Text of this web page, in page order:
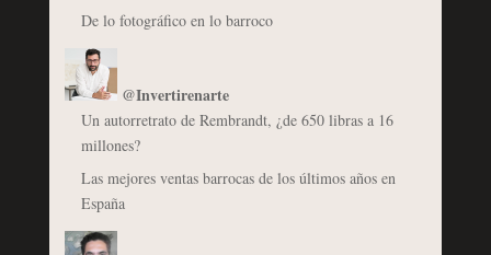
De lo fotográfico en lo barroco
@Invertirenarte
Un autorretrato de Rembrandt, ¿de 650 libras a 16
millones?
Las mejores ventas barrocas de los últimos años en
España